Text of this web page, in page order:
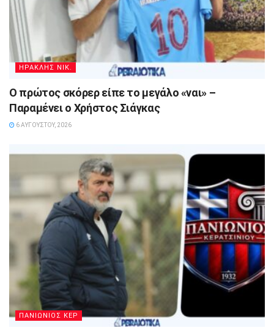
ΗΡΑΚΛΗΣ ΝΙΚ.
Ο πρώτος σκόρερ είπε το μεγάλο «ναι» –
Παραμένει ο Χρήστος Σιάγκας
6 ΑΥΓΟΎΣΤΟΥ, 2026
ΠΑΝΙΩΝΙΟΣ ΚΕΡ